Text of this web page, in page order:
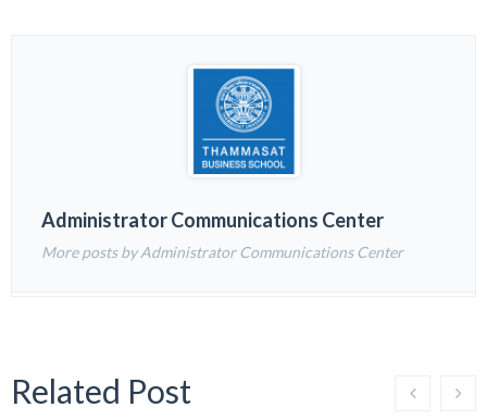
Administrator Communications Center
More posts by Administrator Communications Center
Related Post